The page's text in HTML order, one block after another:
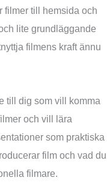
filmer till hemsida och
lite grundläggande
filmens kraft ännu
till dig som vill komma
och vill lära
som praktiska
film och vad du
filmare.